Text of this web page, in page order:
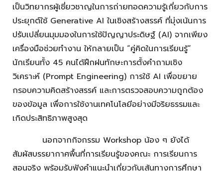
เป็นวิทยากรผู้เชี่ยวชาญในการถ่ายทอดความรู้เกี่ยวกับการ
ประยุกต์ใช้ Generative AI ในเชิงสร้างสรรค์ ที่มุ่งเน้นการ
ปรับเปลี่ยนมุมมองในการใช้ปัญญาประดิษฐ์ (AI) จากเพียง
เครื่องมือช่วยทำงาน ให้กลายเป็น “คู่คิดในการเรียนรู้”
นักเรียนทั้ง 45 คนได้ฝึกฝนทักษะการตั้งคำถามเชิง
วิเคราะห์ (Prompt Engineering) การใช้ AI เพื่อขยาย
กรอบความคิดสร้างสรรค์ และการตรวจสอบความถูกต้อง
ของข้อมูล เพื่อการใช้งานเทคโนโลยีอย่างมีจริยธรรมและ
เกิดประสิทธิภาพสูงสุด
นอกจากกิจกรรม Workshop น้อง ๆ ยังได้
สัมผัสบรรยากาศพื้นที่การเรียนรู้ของคณะ การเรียนการ
สอนจริง พร้อมรับฟังคำแนะนำเกี่ยวกับเส้นทางการศึกษา